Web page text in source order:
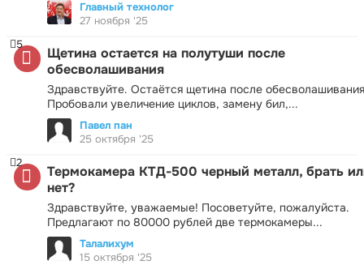
Главный технолог
27 ноября '25
Щетина остается на полутуши после
обесволашивания
Здравствуйте. Остаётся щетина после
Пробовали увеличение циклов, замену бил,...
5
Павел пан
25 октября '25
Термокамера КТД-500 черный металл, брать
нет?
Здравствуйте, уважаемые! Посоветуйте, пожалуйста.
Предлагают по 80000 рублей две термокамеры...
2
Талалихум
15 октября '25